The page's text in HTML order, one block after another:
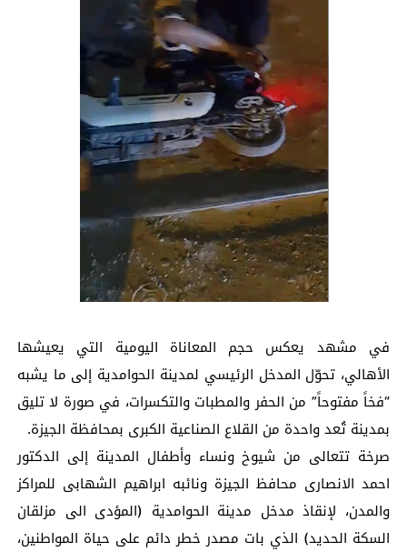
في مشهد يعكس حجم المعاناة اليومية التي يعيشها
الأهالي، تحوّل المدخل الرئيسي لمدينة الحوامدية إلى ما يشبه
“فخاً مفتوحاً” من الحفر والمطبات والتكسرات، في صورة لا تليق
بمدينة تُعد واحدة من القلاع الصناعية الكبرى بمحافظة الجيزة.
صرخة تتعالى من شيوخ ونساء وأطفال المدينة إلى الدكتور
احمد الانصارى محافظ الجيزة ونائبه ابراهيم الشهابى للمراكز
والمدن، لإنقاذ مدخل مدينة الحوامدية (المؤدى الى مزلقان
السكة الحديد) الذي بات مصدر خطر دائم على حياة المواطنين،